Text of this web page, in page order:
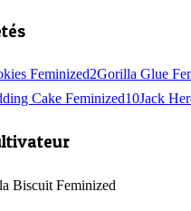
Feminized2Gorilla Glue
Cake Feminized10Jack
Biscuit Feminized